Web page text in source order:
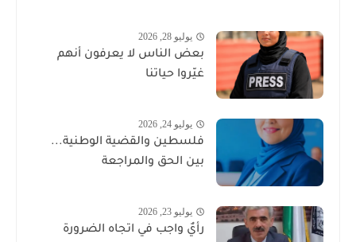
يوليو 28, 2026
بعض الناس لا يعرفون أنهم
غيّروا حياتنا
يوليو 24, 2026
فلسطين والقضية الوطنية...
بين الحق والمراجعة
يوليو 23, 2026
رأيٌ واجب في اتجاه الضرورة